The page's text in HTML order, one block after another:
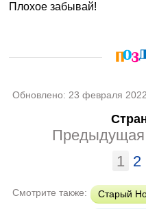
Плохое забывай!
Обновлено: 23 февраля 2022
Предыдущая
1 2
Смотрите также: Старый